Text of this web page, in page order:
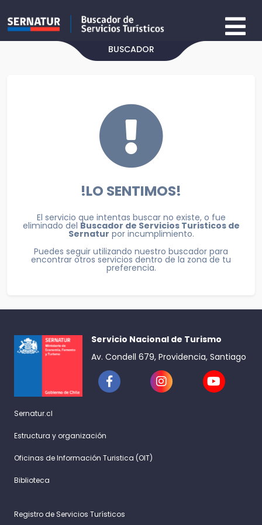
BUSCADOR
!LO SENTIMOS!
El servicio que intentas buscar no existe, o fue
eliminado del Buscador de Servicios Turisticos de
Sernatur por incumplimiento.
Puedes seguir utilizando nuestro buscador para
encontrar otros servicios dentro de la zona de tu
preferencia.
Servicio Nacional de Turismo
Av. Condell 679, Providencia, Santiago
Sernatur.cl
Estructura y organización
Oficinas de Información Turistica (OIT)
Biblioteca
Registro de Servicios Turísticos